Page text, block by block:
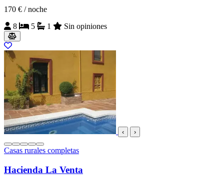
170 € / noche
8
5 1 Sin opiniones
‹ ›
Casas rurales completas
Hacienda La Venta